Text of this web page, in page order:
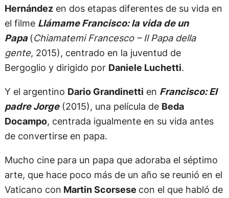
Hernándezen dos etapas diferentes de su vida en
el filme Llámame Francisco: la vida de un
Papa (Chiamatemi Francesco – Il Papa della
gente, 2015), centrado en la juventud de
Bergoglio y dirigido por Daniele Luchetti.
Y el argentino Dario Grandinetti en Francisco: El
padre Jorge(2015), una película de Beda
Docampo, centrada igualmente en su vida antes
de convertirse en papa.
Mucho cine para un papa que adoraba el séptimo
arte, que hace poco más de un año se reunió en el
Vaticano con Martin Scorsese con el que habló de